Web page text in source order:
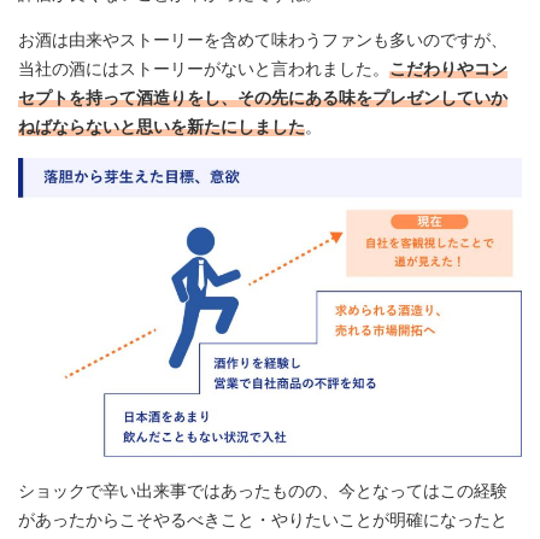
お酒は由来やストーリーを含めて味わうファンも多いのですが、
当社の酒にはストーリーがないと言われました。 こだわりやコン
セプトを持って酒造りをし、その先にある味をプレゼンしていか
ねばならないと思いを新たにしました。
ショックで辛い出来事ではあったものの、今となってはこの経験
があったからこそやるべきこと・やりたいことが明確になったと